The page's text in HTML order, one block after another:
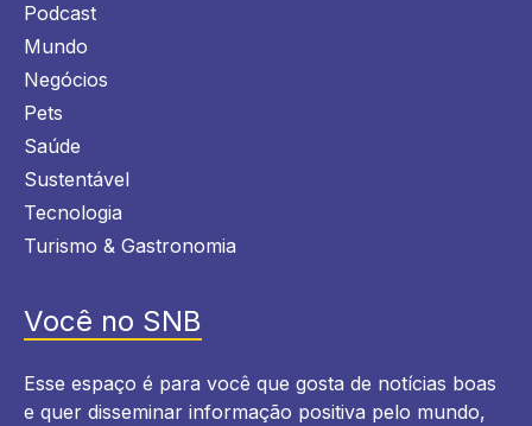
Podcast
Mundo
Negócios
Pets
Saúde
Sustentável
Tecnologia
Turismo & Gastronomia
Você no SNB
Esse espaço é para você que gosta de notícias boas
e quer disseminar informação positiva pelo mundo,